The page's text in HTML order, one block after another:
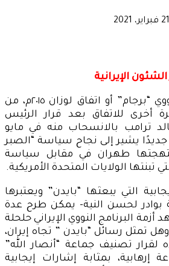
أرسل
21 فبراير، 2021
الإيرانية
يعد إحياء الاتفاق النووي “برجام” أو اتفاق لوزان ٢٠١٥م، من
أخرى للاتفاق بعد قرار الرئيس
ترامب بالانسحاب منه في مايو
جديدًا يشير إلى نجاح سياسة “الصبر
انتهجتها طهران في مقابل سياسة
تبنتها الولايات المتحدة الأمريكية.
التي يبعثها “بايدن” ويعتبرها
بوادر لحسن النية- يمكن طرح عدة
البرنامج النووي الإيراني حلحلة
وهل تمثل رسائل “بايدن ” تجاه إيران،
لقرار تصنيف جماعة “أنصار الله”
إرهابية، بمثابة إشارات إيجابية